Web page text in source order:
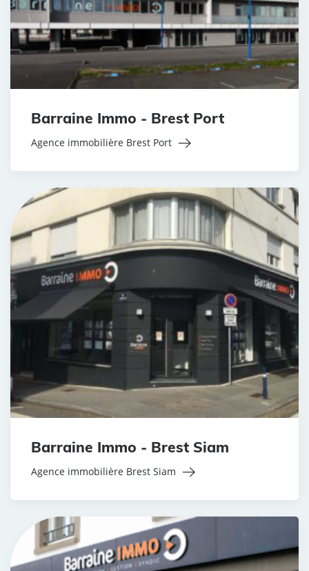
Barraine Immo - Brest Port
Agence immobilière Brest Port
Barraine Immo - Brest Siam
Agence immobilière Brest Siam